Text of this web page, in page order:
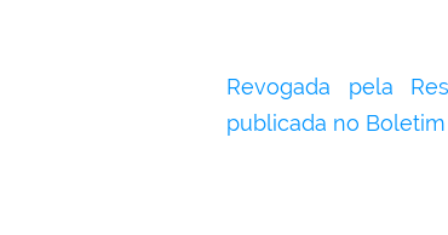
Revogada pela
publicada no